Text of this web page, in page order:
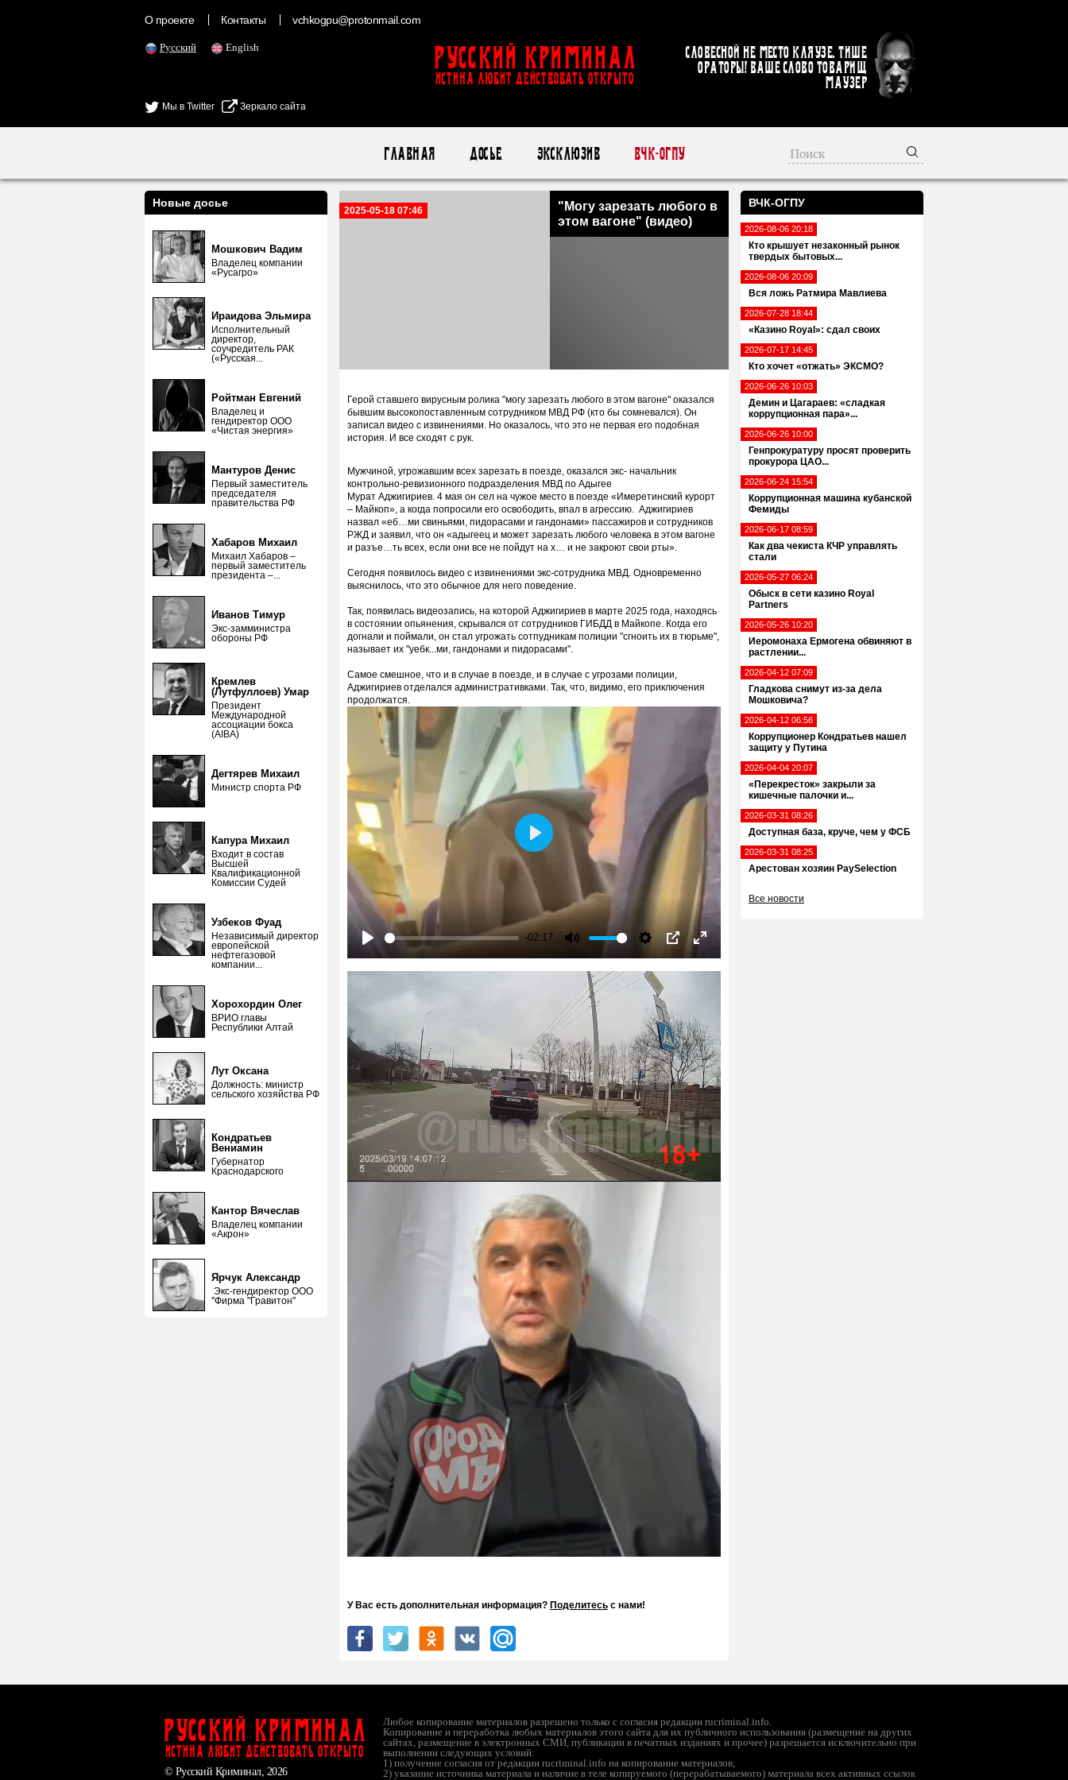
О проекте Контакты vchkogpu@protonmail.com
Русский English
Мы в Twitter Зеркало сайта
Русский Криминал
ИСТИНА ЛЮБИТ ДЕЙСТВОВАТЬ ОТКРЫТО
Словесной не место кляузе. Тише
ораторы! Ваше слово товарищ
Маузер
Главная Досье Эксклюзив ВЧК-ОГПУ
ВЧК-ОГПУ
2026-08-06 20:18
Кто крышует незаконный рынок
твердых бытовых...
2026-08-06 20:09
Вся ложь Ратмира Мавлиева
2026-07-28 18:44
«Казино Royal»: сдал своих
2026-07-17 14:45
Кто хочет «отжать» ЭКСМО?
2026-06-26 10:03
Демин и Цагараев: «сладкая
коррупционная пара»...
2026-06-26 10:00
Генпрокуратуру просят проверить
прокурора ЦАО...
2026-06-24 15:54
Коррупционная машина кубанской
Фемиды
2026-06-17 08:59
Как два чекиста КЧР управлять
стали
2026-05-27 06:24
Обыск в сети казино Royal
Partners
2026-05-26 10:20
Иеромонаха Ермогена обвиняют в
растлении...
2026-04-12 07:09
Гладкова снимут из-за дела
Мошковича?
2026-04-12 06:56
Коррупционер Кондратьев нашел
защиту у Путина
2026-04-04 20:07
«Перекресток» закрыли за
кишечные палочки и...
2026-03-31 08:26
Доступная база, круче, чем у ФСБ
2026-03-31 08:25
Арестован хозяин PaySelection
Все новости
Новые досье
Мошкович Вадим
Владелец компании
«Русагро»
Ираидова Эльмира
Исполнительный
директор,
соучредитель РАК
(«Русская...
Ройтман Евгений
Владелец и
гендиректор ООО
«Чистая энергия»
Мантуров Денис
Первый заместитель
председателя
правительства РФ
Хабаров Михаил
Михаил Хабаров –
первый заместитель
президента –...
Иванов Тимур
Экс-замминистра
обороны РФ
Кремлев
(Лутфуллоев) Умар
Президент
Международной
ассоциации бокса
(AIBA)
Дегтярев Михаил
Министр спорта РФ
Капура Михаил
Входит в состав
Высшей
Квалификационной
Комиссии Судей
Узбеков Фуад
Независимый директор
европейской
нефтегазовой
компании...
Хорохордин Олег
ВРИО главы
Республики Алтай
Лут Оксана
Должность: министр
сельского хозяйства РФ
Кондратьев
Вениамин
Губернатор
Краснодарского
Кантор Вячеслав
Владелец компании
«Акрон»
Ярчук Александр
Экс-гендиректор ООО
"Фирма "Гравитон"
2025-05-18 07:46
"Могу зарезать любого в
этом вагоне" (видео)
Герой ставшего вирусным ролика "могу зарезать любого в этом вагоне" оказался
бывшим высокопоставленным сотрудником МВД РФ (кто бы сомневался). Он
записал видео с извинениями. Но оказалось, что это не первая его подобная
история. И все сходят с рук.
Мужчиной, угрожавшим всех зарезать в поезде, оказался экс- начальник
контрольно-ревизионного подразделения МВД по Адыгее
Мурат Аджигириев. 4 мая он сел на чужое место в поезде «Имеретинский курорт
– Майкоп», а когда попросили его освободить, впал в агрессию. Аджигириев
назвал «еб…ми свиньями, пидорасами и гандонами» пассажиров и сотрудников
РЖД и заявил, что он «адыгеец и может зарезать любого человека в этом вагоне
и разъе…ть всех, если они все не пойдут на х… и не закроют свои рты».
Сегодня появилось видео с извинениями экс-сотрудника МВД. Одновременно
выяснилось, что это обычное для него поведение.
Так, появилась видеозапись, на которой Аджигириев в марте 2025 года, находясь
в состоянии опьянения, скрывался от сотрудников ГИБДД в Майкопе. Когда его
догнали и поймали, он стал угрожать сотпудникам полиции "сгноить их в тюрьме",
называет их "уебк...ми, гандонами и пидорасами".
Самое смешное, что и в случае в поезде, и в случае с угрозами полиции,
Аджигириев отделался административками. Так, что, видимо, его приключения
продолжатся.
Play
-02:17
fullscreen
Play
Unmute Settings
Unmute
У Вас есть дополнительная информация? Поделитесь с нами!
Русский Криминал
ИСТИНА ЛЮБИТ ДЕЙСТВОВАТЬ ОТКРЫТО
© Русский Криминал, 2026
Любое копирование материалов разрешено только с согласия редакции rucriminal.info.
Копирование и переработка любых материалов этого сайта для их публичного использования (размещение на других
сайтах, размещение в электронных СМИ, публикации в печатных изданиях и прочее) разрешается исключительно при
выполнении следующих условий:
1) получение согласия от редакции rucriminal.info на копирование материалов;
2) указание источника материала и наличие в теле копируемого (перерабатываемого) материала всех активных ссылок